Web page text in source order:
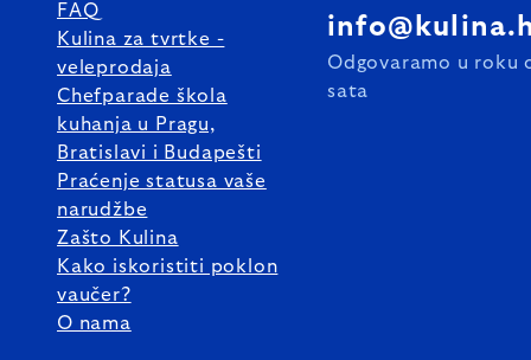
FAQ
Kulina za tvrtke -
veleprodaja
Chefparade škola
kuhanja u Pragu,
Bratislavi i Budapešti
Praćenje statusa vaše
narudžbe
Zašto Kulina
Kako iskoristiti poklon
vaučer?
O nama
Odgovaramo u roku
sata